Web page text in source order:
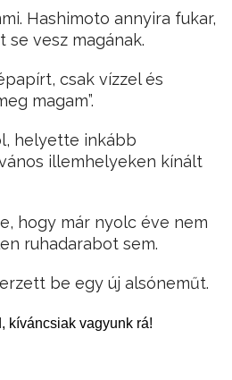
Hashimoto annyira fukar,
se vesz magának.
csak vízzel és
magam”.
helyette inkább
illemhelyeken kínált
hogy már nyolc éve nem
ruhadarabot sem.
be egy új alsóneműt.
kíváncsiak vagyunk rá!